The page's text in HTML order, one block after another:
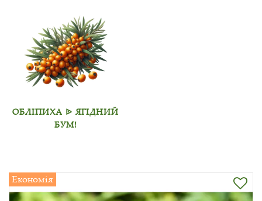
ОБЛІПИХА ᐉ ЯГІДНИЙ
БУМ!
Економія